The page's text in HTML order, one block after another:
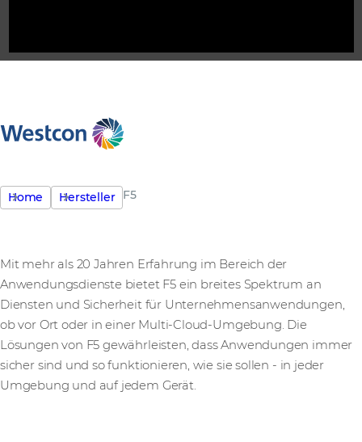
Home Hersteller F5
Mit mehr als 20 Jahren Erfahrung im Bereich der
Anwendungsdienste bietet F5 ein breites Spektrum an
Diensten und Sicherheit für Unternehmensanwendungen,
ob vor Ort oder in einer Multi-Cloud-Umgebung. Die
Lösungen von F5 gewährleisten, dass Anwendungen immer
sicher sind und so funktionieren, wie sie sollen - in jeder
Umgebung und auf jedem Gerät.